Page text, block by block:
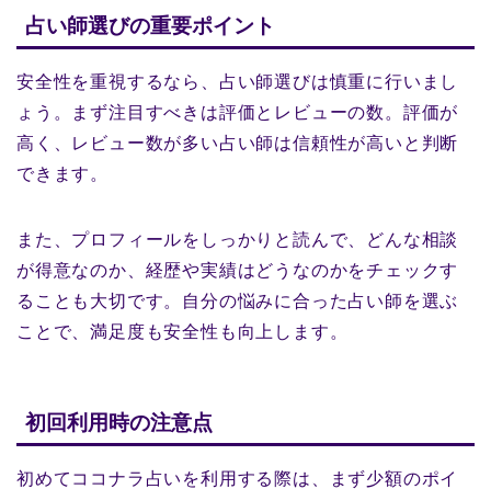
占い師選びの重要ポイント
安全性を重視するなら、占い師選びは慎重に行いまし
ょう。まず注目すべきは評価とレビューの数。評価が
高く、レビュー数が多い占い師は信頼性が高いと判断
できます。
また、プロフィールをしっかりと読んで、どんな相談
が得意なのか、経歴や実績はどうなのかをチェックす
ることも大切です。自分の悩みに合った占い師を選ぶ
ことで、満足度も安全性も向上します。
初回利用時の注意点
初めてココナラ占いを利用する際は、まず少額のポイ